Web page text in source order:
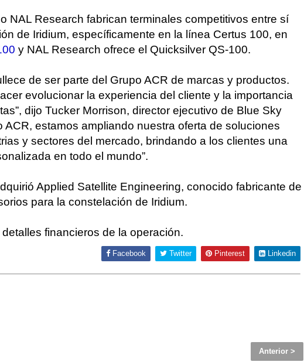
NAL Research fabrican terminales competitivos entre sí
de Iridium, específicamente en la línea Certus 100, en
y NAL Research ofrece el Quicksilver QS-100.
de ser parte del Grupo ACR de marcas y productos.
evolucionar la experiencia del cliente y la importancia
dijo Tucker Morrison, director ejecutivo de Blue Sky
ACR, estamos ampliando nuestra oferta de soluciones
y sectores del mercado, brindando a los clientes una
en todo el mundo”.
Applied Satellite Engineering, conocido fabricante de
para la constelación de Iridium.
financieros de la operación.
Facebook Twitter Pinterest Linkedin
Anterior >